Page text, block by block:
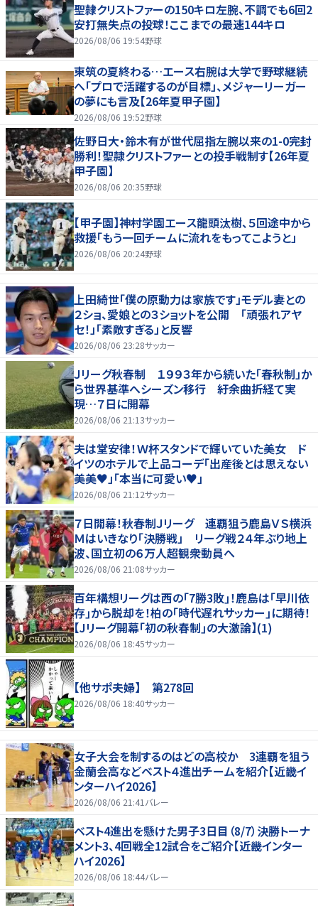
聖隷クリストファーの150キロ左腕、不調でも6回2
安打無失点の投球！ここまでの最速144キロ
2026/08/06 19:54野球
東筑の夏終わる…エース右腕は大学で野球継続
へ「プロで活躍するのが目標」、メジャーリーガー
の夢にも言及【26年夏甲子園】
2026/08/06 19:52野球
佐野日大・鈴木有が世代屈指左腕以来の1-0完封
勝利！聖隷クリストファーとの投手戦制す【26年夏
甲子園】
2026/08/06 20:35野球
【甲子園】神村学園エース龍頭汰樹、５回途中から
救援「もう一回チームに流れをもってこようと」
2026/08/06 20:24野球
上田綺世「僕の原動力は家族です」モデル妻との
２ショ、愛娘との３ショットを公開 「頑張れアヤ
セ！」「素敵すぎる」と反響
2026/08/06 23:28サッカー
Ｊリーグ秋春制 １９９３年から続いた「春秋制」か
ら世界基準へシーズン移行 紆余曲折経て実
現…７日に開幕
2026/08/06 21:13サッカー
夫は堂安律！Ｗ杯スタンドで輝いていた美女 ド
イツのホテルで上品コーデ「出産後とは思えない
美美♥」「本当に可愛い♥」
2026/08/06 21:12サッカー
７日開幕！秋春制Ｊリーグ 連覇狙う鹿島ＶＳ横浜
Ｍはいきなり「決勝戦」 リーグ戦２４年ぶり地上
波、国立初の６万人超観衆動員へ
2026/08/06 21:08サッカー
百年構想リーグは西の｢7勝3敗｣！鹿島は｢早川依
存｣から脱却を！柏の｢時代遅れサッカー｣に期待！
【Jリーグ開幕｢初の秋春制｣の大激論】(1)
2026/08/06 18:45サッカー
【他サポ夫婦】 第278回
2026/08/06 18:40サッカー
女子大会を制するのはどの高校か 3連覇を狙う
金蘭会高などベスト４進出チームを紹介【近畿イ
ンターハイ2026】
2026/08/06 21:41 バレー
ベスト4進出を懸けた男子3日目（8/7）決勝トーナ
メント3、4回戦全12試合をご紹介【近畿インター
ハイ2026】
2026/08/06 18:44バレー